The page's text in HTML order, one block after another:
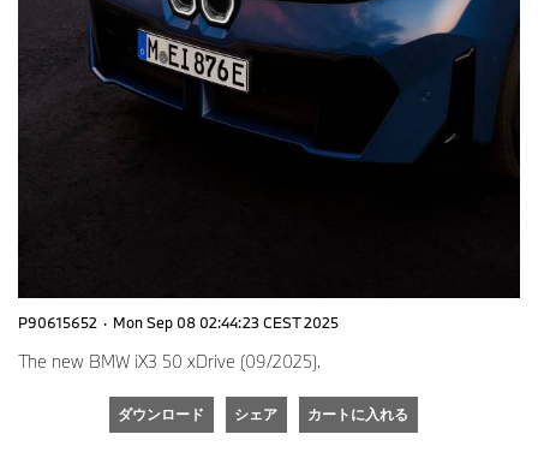
P90615652 · Mon Sep 08 02:44:23 CEST 2025
The new BMW iX3 50 xDrive (09/2025).
ダウンロード シェア カートに入れる